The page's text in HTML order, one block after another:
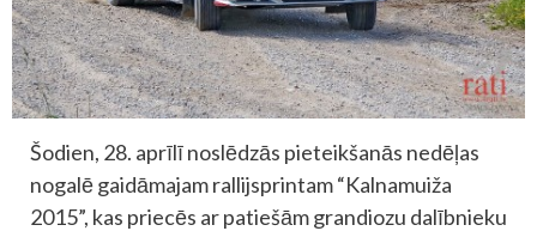
Šodien, 28. aprīlī noslēdzās pieteikšanās nedēļas
nogalē gaidāmajam rallijsprintam “Kalnamuiža
2015”, kas priecēs ar patiešām grandiozu dalībnieku